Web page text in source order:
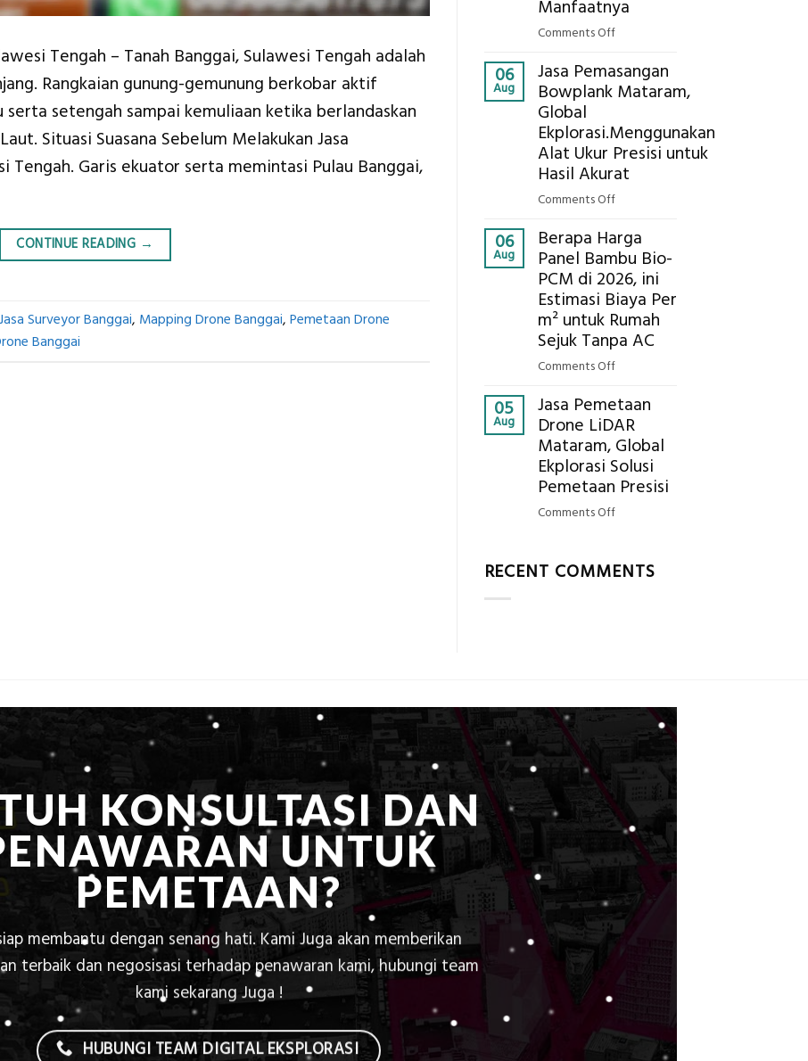
Tengah – Tanah Banggai, Sulawesi Tengah adalah
Rangkaian gunung-gemunung berkobar aktif
setengah sampai kemuliaan ketika berlandaskan
Situasi Suasana Sebelum Melakukan Jasa
Tengah. Garis ekuator serta memintasi Pulau Banggai,
CONTINUE READING →
Jasa Surveyor Banggai, Mapping Drone Banggai, Pemetaan Drone
Banggai
Pastikan
Manfaatnya
Comments Offon
Cooler
Berbasis
Pertanian,
ini
Komponen,
Manfaatnya
06
Aug
Jasa Pemasangan
Bowplank Mataram,
Global
Ekplorasi.Menggunakan
Alat Ukur Presisi untuk
Hasil Akurat
Comments Offon
Pemasangan
Bowplank
Mataram,
Global
Ekplorasi.Menggunakan
Alat
untuk
Hasil
Akurat
06
Aug
Berapa Harga
Panel Bambu Bio-
PCM di 2026, ini
Estimasi Biaya Per
m² untuk Rumah
Sejuk Tanpa AC
Comments Offon
Harga
Panel
Bambu
Bio-
PCM
Estimasi
Biaya
05
Aug
Jasa Pemetaan
Drone LiDAR
Mataram, Global
Ekplorasi Solusi
Pemetaan Presisi
Comments Offon
Drone
Presisi
RECENT COMMENTS
KONSULTASI DAN
UNTUK
PEMETAAN?
membantu dengan senang hati. Kami Juga akan memberikan
terbaik dan negosisasi terhadap penawaran kami, hubungi team
kami sekarang Juga !
HUBUNGI TEAM DIGITAL EKSPLORASI